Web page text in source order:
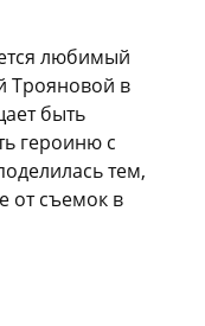
любимый
Трояновой в
быть
героиню с
тем,
от съемок в